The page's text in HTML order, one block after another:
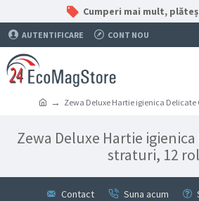
Cumperi mai mult,
AUTENTIFICARE CONT NOU
Zewa Deluxe Hartie igienica Delicate
Zewa Deluxe Hartie igienica
straturi, 12
Contact Suna acum